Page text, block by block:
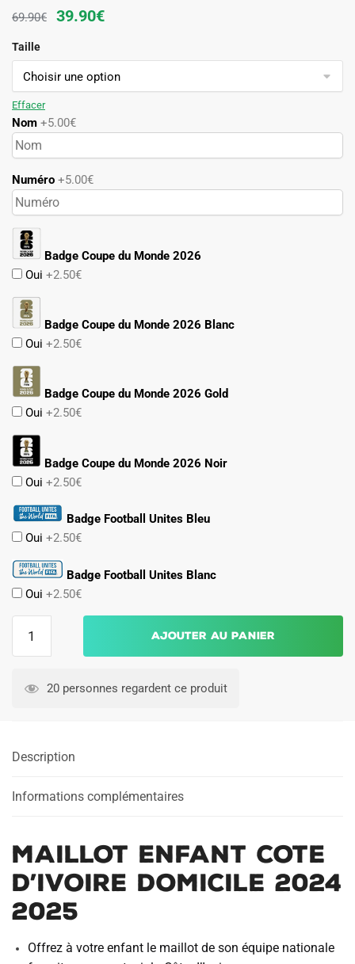
69.90€
Le
initial
était :
39.90€Le
actuel
est :
Taille
Effacer
Nom +5.00€
Numéro +5.00€
Badge Coupe du Monde 2026
Oui +2.50€
Badge Coupe du Monde 2026 Blanc
Oui +2.50€
Badge Coupe du Monde 2026 Gold
Oui +2.50€
Badge Coupe du Monde 2026 Noir
Oui +2.50€
Badge Football Unites Bleu
Oui +2.50€
Badge Football Unites Blanc
Oui +2.50€
Enfant
2024
Ajouter au panier
20 personnes regardent ce produit
Description
Informations complémentaires
Maillot Enfant Cote
d’Ivoire Domicile 2024
2025
Offrez à votre enfant le maillot de son équipe nationale